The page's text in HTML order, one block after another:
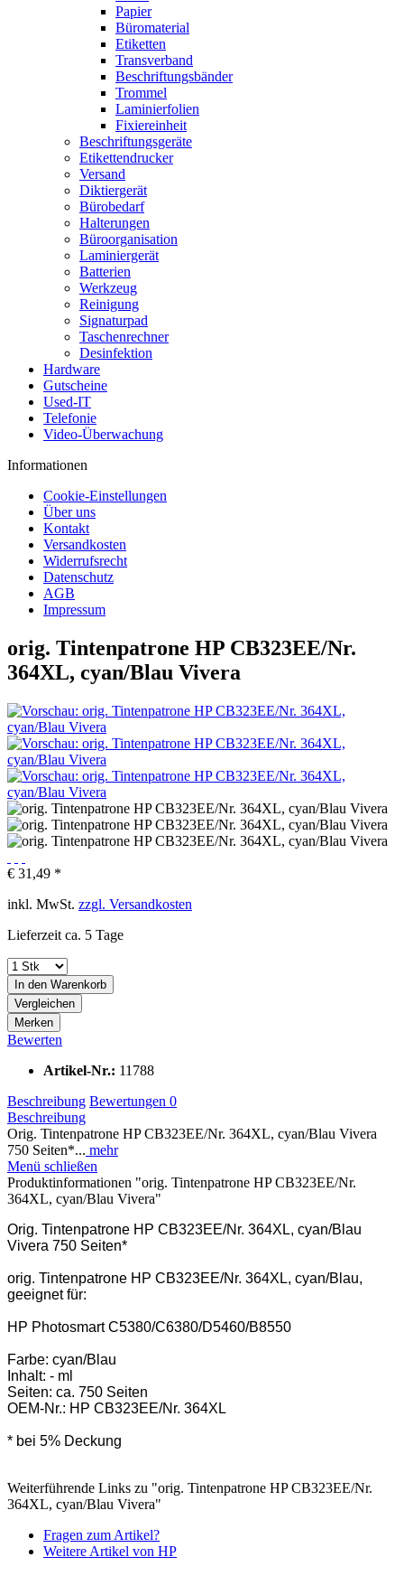
Papier
Büromaterial
Etiketten
Transverband
Beschriftungsbänder
Trommel
Laminierfolien
Fixiereinheit
Beschriftungsgeräte
Etikettendrucker
Versand
Diktiergerät
Bürobedarf
Halterungen
Büroorganisation
Laminiergerät
Batterien
Werkzeug
Reinigung
Signaturpad
Taschenrechner
Desinfektion
Hardware
Gutscheine
Used-IT
Telefonie
Video-Überwachung
Informationen
Cookie-Einstellungen
Über uns
Kontakt
Versandkosten
Widerrufsrecht
Datenschutz
AGB
Impressum
orig. Tintenpatrone HP CB323EE/Nr.
364XL, cyan/Blau Vivera
€ 31,49 *
inkl. MwSt. zzgl. Versandkosten
Lieferzeit ca. 5 Tage
In den Warenkorb
Vergleichen
Merken
Bewerten
Artikel-Nr.: 11788
Beschreibung Bewertungen 0
Beschreibung
Orig. Tintenpatrone HP CB323EE/Nr. 364XL, cyan/Blau Vivera
750 Seiten*... mehr
Menü schließen
Produktinformationen "orig. Tintenpatrone HP CB323EE/Nr.
364XL, cyan/Blau Vivera"
Orig. Tintenpatrone HP CB323EE/Nr. 364XL, cyan/Blau
Vivera 750 Seiten*
orig. Tintenpatrone HP CB323EE/Nr. 364XL, cyan/Blau,
geeignet für:
HP Photosmart C5380/C6380/D5460/B8550
Farbe: cyan/Blau
Inhalt: - ml
Seiten: ca. 750 Seiten
OEM-Nr.: HP CB323EE/Nr. 364XL
* bei 5% Deckung
Weiterführende Links zu "orig. Tintenpatrone HP CB323EE/Nr.
364XL, cyan/Blau Vivera"
Fragen zum Artikel?
Weitere Artikel von HP